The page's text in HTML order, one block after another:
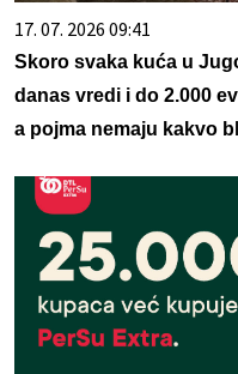
17. 07. 2026 09:41
Skoro svaka kuća u
danas vredi i do 2.000
a pojma nemaju kakvo